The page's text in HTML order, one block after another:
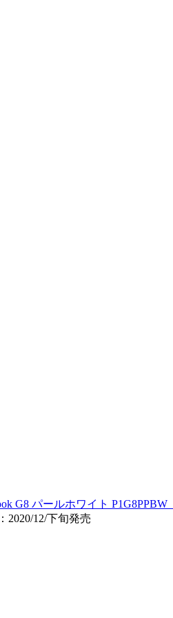
G8 パールホワイト
2020/12/下旬発売